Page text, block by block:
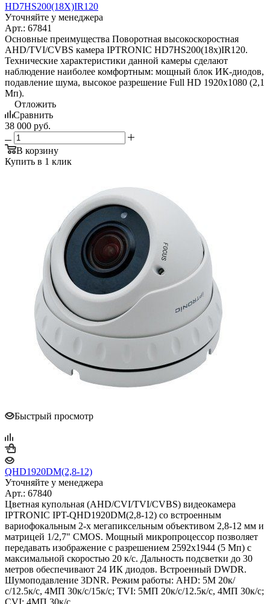
HD7HS200(18X)IR120
Уточняйте у менеджера
Арт.: 67841
Основные преимущества Поворотная высокоскоростная
AHD/TVI/CVBS камера IPTRONIC HD7HS200(18x)IR120.
Технические характеристики данной камеры сделают
наблюдение наиболее комфортным: мощный блок ИК-диодов,
подавление шума, высокое разрешение Full HD 1920x1080 (2,1
Мп).
Отложить
Сравнить
38 000 руб.
В корзину
Купить в 1 клик
Быстрый просмотр
QHD1920DM(2,8-12)
Уточняйте у менеджера
Арт.: 67840
Цветная купольная (AHD/CVI/TVI/CVBS) видеокамера
IPTRONIC IPT-QHD1920DM(2,8-12) со встроенным
вариофокальным 2-х мегапиксельным объективом 2,8-12 мм и
матрицей 1/2,7" CMOS. Мощный микропроцессор позволяет
передавать изображение с разрешением 2592х1944 (5 Мп) с
максимальной скоростью 20 к/с. Дальность подсветки до 30
метров обеспечивают 24 ИК диодов. Встроенный DWDR.
Шумоподавление 3DNR. Режим работы: AHD: 5M 20к/
с/12.5к/с, 4MП 30к/с/15к/с; TVI: 5MП 20к/с/12.5к/с, 4MП 30к/с;
CVI: 4MП 30к/с